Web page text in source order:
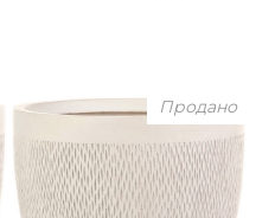
Продано